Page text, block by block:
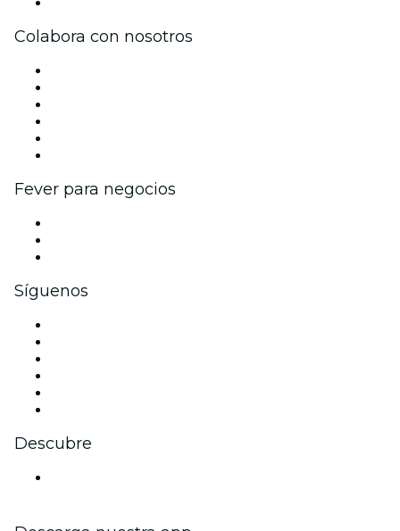
Colabora con nosotros
Fever para negocios
Síguenos
Descubre